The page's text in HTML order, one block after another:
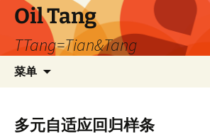
文
Oil Tang
TTang=Tian&Tang
菜单
多元自适应回归样条